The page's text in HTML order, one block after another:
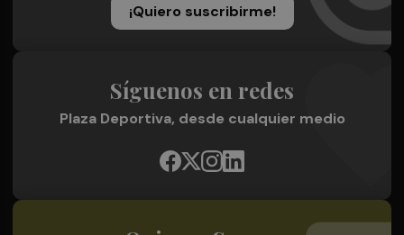
¡Quiero suscribirme!
Síguenos en redes
Plaza Deportiva, desde cualquier medio